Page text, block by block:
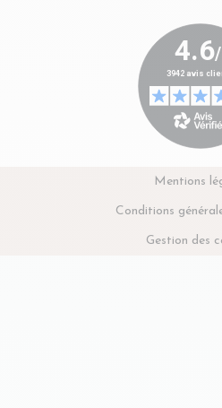
Mentions
Conditions
Gestion des